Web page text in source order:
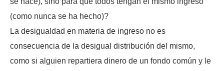
(como nunca se ha hecho)?
La desigualdad en materia de ingreso no es
consecuencia de la desigual distribución del mismo,
como si alguien repartiera dinero de un fondo común y le